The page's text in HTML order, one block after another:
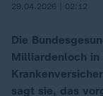
29.04.2026 | 02:12
Die
Milliardenloch in
sagt sie, das